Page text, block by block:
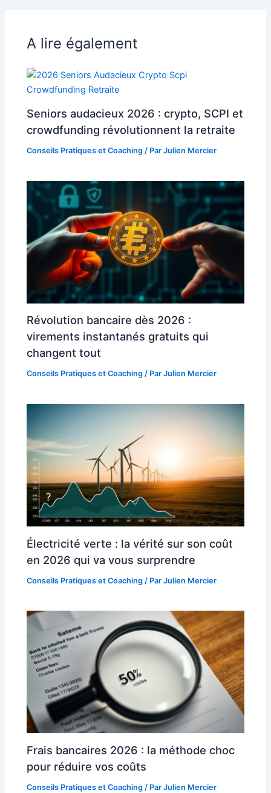
A lire également
Seniors audacieux 2026 : crypto, SCPI et
crowdfunding révolutionnent la retraite
Conseils Pratiques et Coaching / ParJulien Mercier
Révolution bancaire dès 2026 :
virements instantanés gratuits qui
changent tout
Conseils Pratiques et Coaching / ParJulien Mercier
Électricité verte : la vérité sur son coût
en 2026 qui va vous surprendre
Conseils Pratiques et Coaching / ParJulien Mercier
Frais bancaires 2026 : la méthode choc
pour réduire vos coûts
Conseils Pratiques et Coaching / ParJulien Mercier